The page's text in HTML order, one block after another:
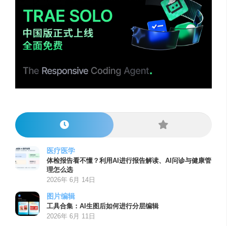
医疗医学
体检报告看不懂？利用AI进行报告解读、AI问诊与健康管
理怎么选
2026年 6月 14日
图片编辑
工具合集：AI生图后如何进行分层编辑
2026年 6月 11日